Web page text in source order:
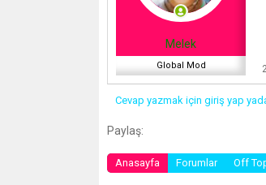
Melek
Global Mod
Cevap yazmak için giriş yap
Paylaş:
Anasayfa Forumlar Off